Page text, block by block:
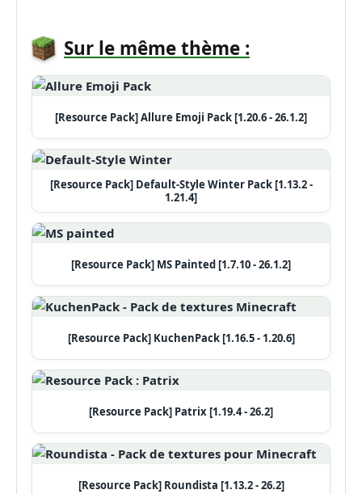
Sur le même thème :
[Resource Pack] Allure Emoji Pack [1.20.6 - 26.1.2]
[Resource Pack] Default-Style Winter Pack [1.13.2 -
1.21.4]
[Resource Pack] MS Painted [1.7.10 - 26.1.2]
[Resource Pack] KuchenPack [1.16.5 - 1.20.6]
[Resource Pack] Patrix [1.19.4 - 26.2]
[Resource Pack] Roundista [1.13.2 - 26.2]